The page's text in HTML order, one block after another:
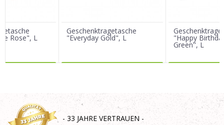
Rose", L
Geschenktragetasche
"Everyday Gold", L "Happy
Green'', L
- 33 JAHRE VERTRAUEN -